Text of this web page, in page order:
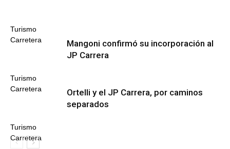
Turismo
Carretera
Turismo
Carretera
Mangoni confirmó su incorporación al
JP Carrera
Turismo
Carretera
Ortelli y el JP Carrera, por caminos
separados